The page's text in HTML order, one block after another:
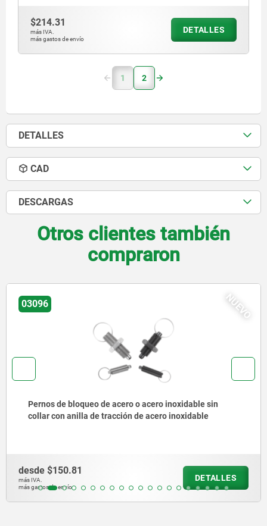
$214.31
más IVA.
más gastos de envío
DETALLES
1 2
DETALLES
CAD
DESCARGAS
Otros clientes también
compraron
NUEVO
03092
Pernos de bloqueo de acero o acero inoxidable con
anilla de tracción de acero inoxidable
desde $140.27
más IVA.
más gastos de envío
DETALLES